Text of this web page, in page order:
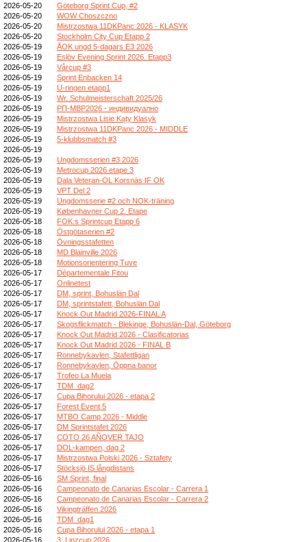
2026-05-20
Göteborg Sprint Cup, #2
2026-05-20
WOW Choszczno
2026-05-20
Mistrzostwa 11DKPanc 2026 - KLASYK
2026-05-20
Stockholm City Cup Etapp 2
2026-05-19
ÅOK ungd 5-dagars E3 2026
2026-05-19
Eslöv Evening Sprint 2026. Etapp3
2026-05-19
Vårcup #3
2026-05-19
Sprint Enbacken 14
2026-05-19
U-ringen etapp1
2026-05-19
Wr. Schulmeisterschaft 2025/26
2026-05-19
РП-МВР2026 - индивидуално
2026-05-19
Mistrzostwa Lisie Kąty Klasyk
2026-05-19
Mistrzostwa 11DKPanc 2026 - MIDDLE
2026-05-19
5-klubbsmatch #3
2026-05-19
2026-05-19
Ungdomsserien #3 2026
2026-05-19
Metrocup 2026 etape 3
2026-05-19
Dala Veteran-OL Korsnäs IF OK
2026-05-19
VPT Del 2
2026-05-19
Ungdomsserie #2 och NOK-träning
2026-05-19
Københavner Cup 2. Etape
2026-05-18
FOK:s Sprintcup Etapp 6
2026-05-18
Östgötaserien #2
2026-05-18
Övningsstafetten
2026-05-18
MD Blainville 2026
2026-05-18
Motionsorientering Tuve
2026-05-17
Départementale Fitou
2026-05-17
Onlinetest
2026-05-17
DM, sprint, Bohuslän Dal
2026-05-17
DM, sprintstafett, Bohuslän Dal
2026-05-17
Knock Out Madrid 2026-FINAL A
2026-05-17
Skogsflickmatch - Blekinge, Bohuslän-Dal, Göteborg
2026-05-17
Knock Out Madrid 2026 - Clasificatorias
2026-05-17
Knock Out Madrid 2026 - FINAL B
2026-05-17
Ronnebykavlen, Stafettligan
2026-05-17
Ronnebykavlen, Öppna banor
2026-05-17
Trofeo La Muela
2026-05-17
TDM_dag2
2026-05-17
Cupa Bihorului 2026 - etapa 2
2026-05-17
Forest Event 5
2026-05-17
MTBO Camp 2026 - Middle
2026-05-17
DM Sprintstafet 2026
2026-05-17
COTO 26 AÑOVER TAJO
2026-05-17
DOL-kampen, dag 2
2026-05-17
Mistrzostwa Polski 2026 - Sztafety
2026-05-17
Stöcksjö IS långdistans
2026-05-16
SM Sprint, final
2026-05-16
Campeonato de Canarias Escolar - Carrera 1
2026-05-16
Campeonato de Canarias Escolar - Carrera 2
2026-05-16
Vikingträffen 2026
2026-05-16
TDM_dag1
2026-05-16
Cupa Bihorului 2026 - etapa 1
2026-05-16
3. Linzcup 2026